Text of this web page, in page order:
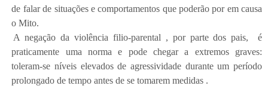
de falar de situações e comportamentos que poderão por em causa
o Mito.
A negação da violência filio-parental , por parte dos pais, é
praticamente uma norma e pode chegar a extremos graves:
toleram-se níveis elevados de agressividade durante um período
prolongado de tempo antes de se tomarem medidas .